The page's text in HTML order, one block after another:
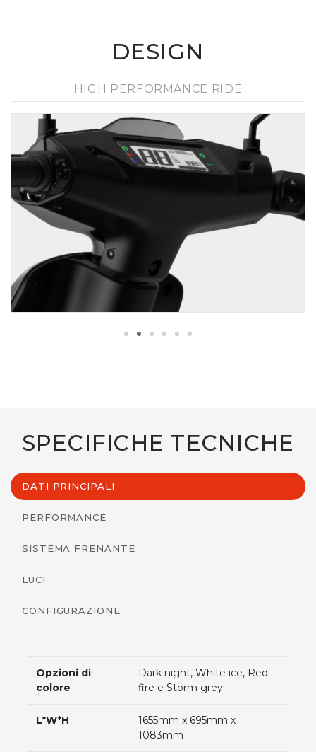
DESIGN
HIGH PERFORMANCE RIDE
SPECIFICHE TECNICHE
DATI PRINCIPALI
PERFORMANCE
SISTEMA FRENANTE
LUCI
CONFIGURAZIONE
Opzioni di
colore
Dark night, White ice, Red
fire e Storm grey
L*W*H
1655mm x 695mm x
1083mm